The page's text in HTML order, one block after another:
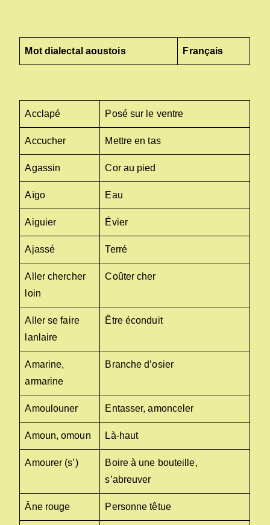
Mot dialectal aoustois Français
Acclapé Posé sur le ventre
Accucher Mettre en tas
Agassin Cor au pied
Aïgo Eau
Aiguier Évier
Ajassé Terré
Aller chercher
loin
Coûter cher
Aller se faire
lanlaire
Être éconduit
Amarine,
armarine
Branche d’osier
Amoulouner Entasser, amonceler
Amoun, omoun Là-haut
Amourer (s’)
Boire à une bouteille,
s’abreuver
Âne rouge Personne têtue